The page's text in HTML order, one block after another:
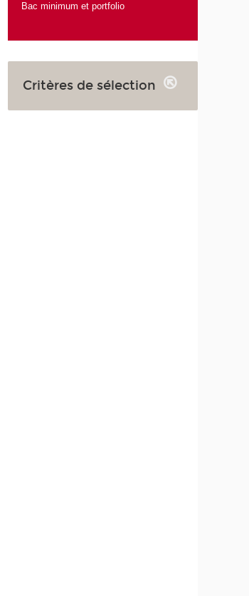
Bac minimum et portfolio
Critères de sélection